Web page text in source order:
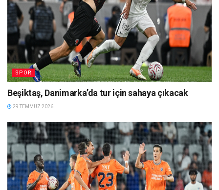
SPOR
Beşiktaş, Danimarka’da tur için sahaya çıkacak
29 TEMMUZ 2026